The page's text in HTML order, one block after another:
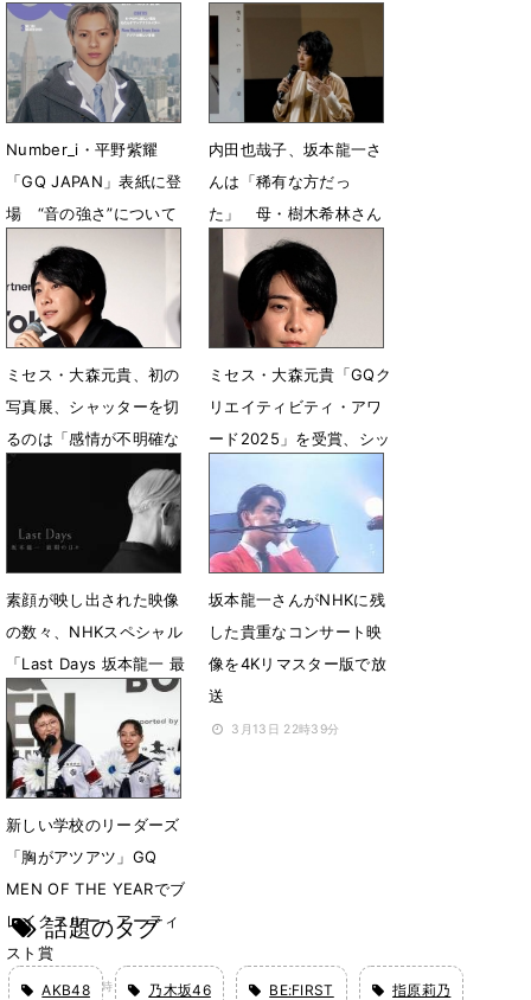
で独占配信
3月29日 15時00分
たコサージュを胸に
3月26日 21時42分
Number_i・平野紫耀
「GQ JAPAN」表紙に登
場 “音の強さ”について
語ったインタビューも掲
1月22日 17時29分
内田也哉子、坂本龍一さ
んは「稀有な方だっ
た」 母・樹木希林さん
の死生観や生き様に重ね
る
11月10日 09時10分
ミセス・大森元貴、初の
写真展、シャッターを切
るのは「感情が不明確な
瞬間」
7月5日 07時58分
ミセス・大森元貴「GQク
リエイティビティ・アワ
ード2025」を受賞、シッ
7月4日 18時38分
素顔が映し出された映像
の数々、NHKスペシャル
「Last Days 坂本龍一 最
期の日々」放送決定
3月27日 18時24分
坂本龍一さんがNHKに残
した貴重なコンサート映
像を4Kリマスター版で放
送
3月13日 22時39分
新しい学校のリーダーズ
「胸がアツアツ」GQ
MEN OF THE YEARでブ
レイクスルー・アーティ
スト賞
11月29日 08時26分
話題のタグ
AKB48 乃木坂46 BE:FIRST 指原莉乃